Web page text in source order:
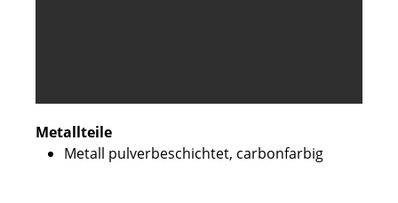
Metallteile
Metall pulverbeschichtet, carbonfarbig